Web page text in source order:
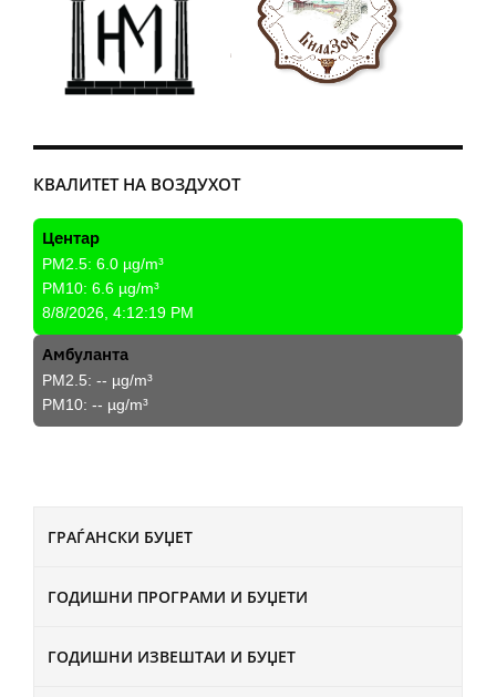
ГРАЃАНСКИ БУЏЕТ
ГОДИШНИ ПРОГРАМИ И БУЏЕТИ
ГОДИШНИ ИЗВЕШТАИ И БУЏЕТ
КВАЛИТЕТ НА ВОЗДУХОТ
Центар
PM2.5: 6.0 µg/m³
PM10: 6.6 µg/m³
8/8/2026, 4:12:19 PM
Амбуланта
PM2.5: -- µg/m³
PM10: -- µg/m³